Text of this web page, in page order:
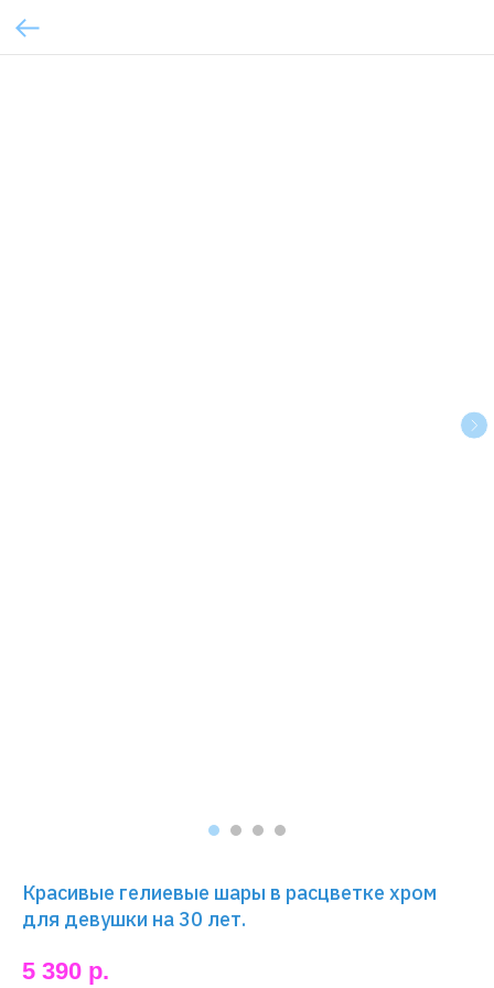
Красивые гелиевые шары в расцветке хром
для девушки на 30 лет.
5 390 р.